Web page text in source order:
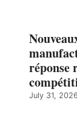
réponse
July 31, 2026